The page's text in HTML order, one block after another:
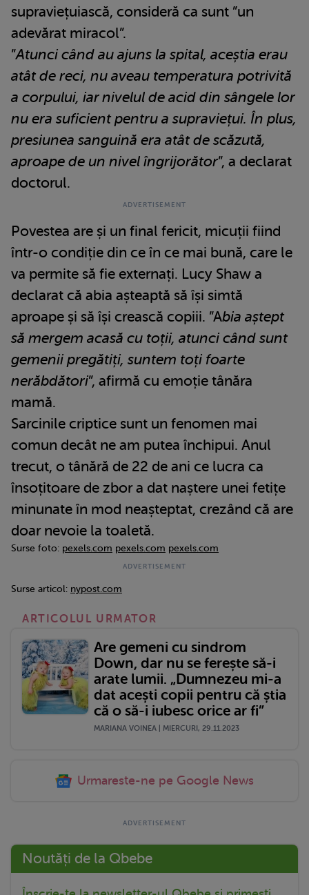
supraviețuiască, consideră ca sunt ”un
adevărat miracol”.
”Atunci când au ajuns la spital, aceștia erau
atât de reci, nu aveau temperatura potrivită
a corpului, iar nivelul de acid din sângele lor
nu era suficient pentru a supraviețui. În plus,
presiunea sanguină era atât de scăzută,
aproape de un nivel îngrijorător”, a declarat
doctorul.
Povestea are și un final fericit, micuții fiind
într-o condiție din ce în ce mai bună, care le
va permite să fie externați. Lucy Shaw a
declarat că abia așteaptă să își simtă
aproape și să își crească copiii. ”Abia aștept
să mergem acasă cu toții, atunci când sunt
gemenii pregătiți, suntem toți foarte
nerăbdători”, afirmă cu emoție tânăra
mamă.
Sarcinile criptice sunt un fenomen mai
comun decât ne am putea închipui. Anul
trecut, o tânără de 22 de ani ce lucra ca
însoțitoare de zbor a dat naștere unei fetițe
minunate în mod neașteptat, crezând că are
doar nevoie la toaletă.
Surse foto: pexels.com pexels.com pexels.com
Surse articol: nypost.com
ARTICOLUL URMATOR
Are gemeni cu sindrom
Down, dar nu se ferește să-i
arate lumii. „Dumnezeu mi-a
dat acești copii pentru că știa
că o să-i iubesc orice ar fi”
MARIANA VOINEA | MIERCURI, 29.11.2023
Urmareste-ne pe Google News
Noutăți de la Qbebe